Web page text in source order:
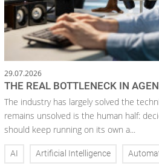
29.07.2026
THE REAL BOTTLENECK IN
The industry has largely solved the
remains unsolved is the human half:
should keep running on its own a...
AI Artificial Intelligence